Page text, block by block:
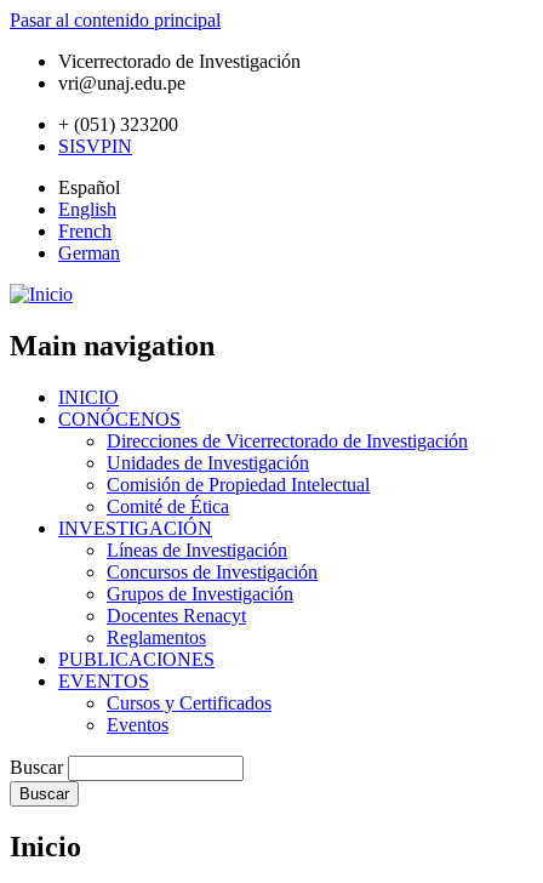
Pasar al contenido principal
Vicerrectorado de Investigación
vri@unaj.edu.pe
+ (051) 323200
SISVPIN
Español
English
French
German
Main navigation
INICIO
CONÓCENOS
Direcciones de Vicerrectorado de Investigación
Unidades de Investigación
Comisión de Propiedad Intelectual
Comité de Ética
INVESTIGACIÓN
Líneas de Investigación
Concursos de Investigación
Grupos de Investigación
Docentes Renacyt
Reglamentos
PUBLICACIONES
EVENTOS
Cursos y Certificados
Eventos
Buscar
Inicio